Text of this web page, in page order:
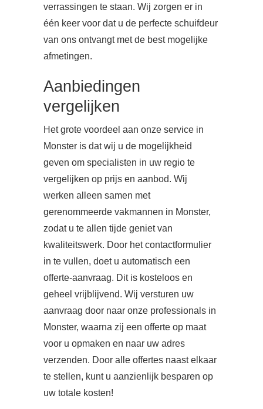
verrassingen te staan. Wij zorgen er in
één keer voor dat u de perfecte schuifdeur
van ons ontvangt met de best mogelijke
afmetingen.
Aanbiedingen
vergelijken
Het grote voordeel aan onze service in
Monster is dat wij u de mogelijkheid
geven om specialisten in uw regio te
vergelijken op prijs en aanbod. Wij
werken alleen samen met
gerenommeerde vakmannen in Monster,
zodat u te allen tijde geniet van
kwaliteitswerk. Door het contactformulier
in te vullen, doet u automatisch een
offerte-aanvraag. Dit is kosteloos en
geheel vrijblijvend. Wij versturen uw
aanvraag door naar onze professionals in
Monster, waarna zij een offerte op maat
voor u opmaken en naar uw adres
verzenden. Door alle offertes naast elkaar
te stellen, kunt u aanzienlijk besparen op
uw totale kosten!